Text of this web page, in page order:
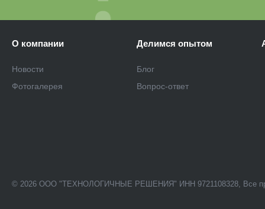
О компании
Новости
Фотогалерея
Делимся опытом
Блог
Вопрос-ответ
© 2026 ООО "ТЕХНОЛОГИЧНЫЕ РЕШЕНИЯ" ИНН 9721108328, Все